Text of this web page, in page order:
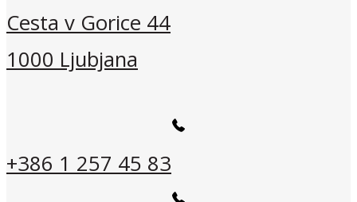
Cesta v Gorice 44
1000 Ljubjana
+386 1 257 45 83